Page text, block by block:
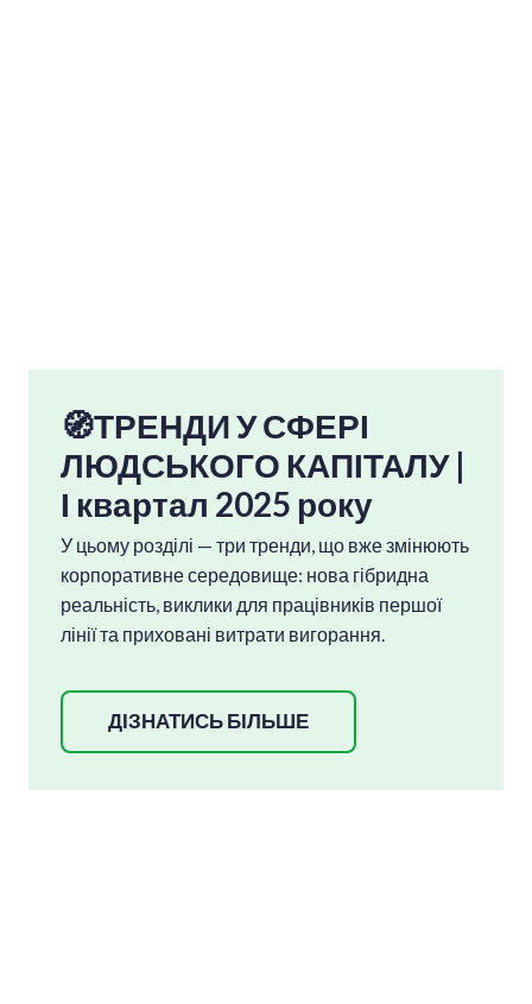
🧭ТРЕНДИ У СФЕРІ
ЛЮДСЬКОГО КАПІТАЛУ |
І квартал 2025 року
У цьому розділі — три тренди, що вже змінюють
корпоративне середовище: нова гібридна
реальність, виклики для працівників першої
лінії та приховані витрати вигорання.
ДІЗНАТИСЬ БІЛЬШЕ